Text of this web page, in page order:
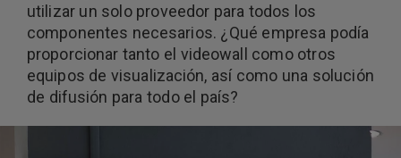
utilizar un solo proveedor para todos los
componentes necesarios. ¿Qué empresa podía
proporcionar tanto el videowall como otros
equipos de visualización, así como una solución
de difusión para todo el país?